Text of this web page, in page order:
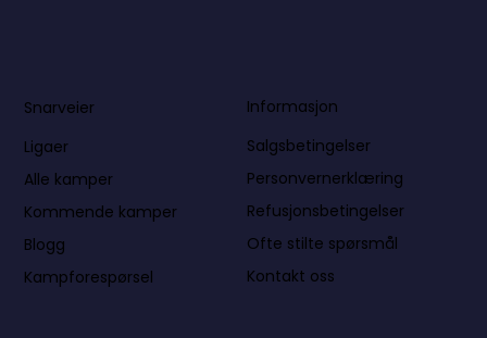
Snarveier
Ligaer
Alle kamper
Kommende kamper
Blogg
Kampforespørsel
Informasjon
Salgsbetingelser
Personvernerklæring
Refusjonsbetingelser
Ofte stilte spørsmål
Kontakt oss